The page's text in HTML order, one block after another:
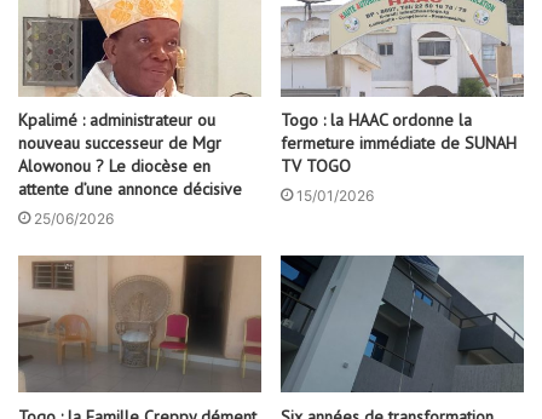
Kpalimé : administrateur ou
nouveau successeur de Mgr
Alowonou ? Le diocèse en
attente d’une annonce décisive
25/06/2026
Togo : la HAAC ordonne la
fermeture immédiate de SUNAH
TV TOGO
15/01/2026